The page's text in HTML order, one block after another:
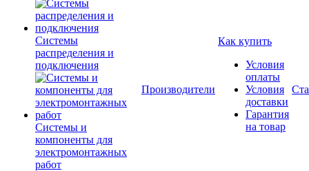
Системы
распределения и
подключения
Системы и
компоненты для
электромонтажных
работ
Производители
Как купить
Условия
оплаты
Условия
доставки
Гарантия
на товар